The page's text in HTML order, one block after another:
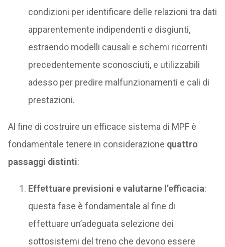
condizioni per identificare delle relazioni tra dati
apparentemente indipendenti e disgiunti,
estraendo modelli causali e schemi ricorrenti
precedentemente sconosciuti, e utilizzabili
adesso per predire malfunzionamenti e cali di
prestazioni.
Al fine di costruire un efficace sistema di MPF è
fondamentale tenere in considerazione quattro
passaggi distinti:
Effettuare previsioni e valutarne l’efficacia:
questa fase è fondamentale al fine di
effettuare un’adeguata selezione dei
sottosistemi del treno che devono essere